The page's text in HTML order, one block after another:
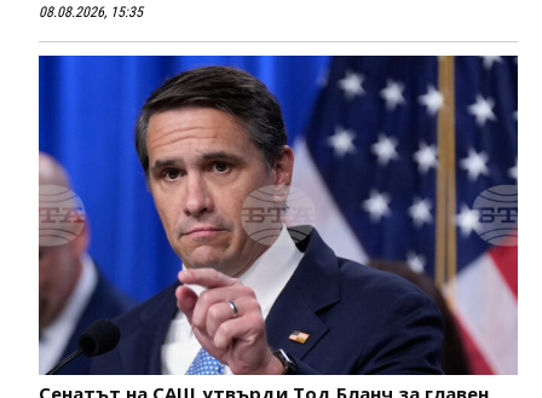
08.08.2026, 15:35
Сенатът на САЩ утвърди Тод Бланч за главен